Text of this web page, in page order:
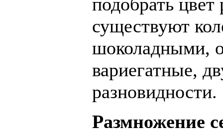
существуют
шоколадными,
вариегатные,
разновидности.
Размножение